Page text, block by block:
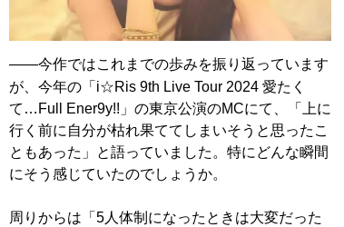
――今作ではこれまでの歩みを振り返っています
が、今年の「i☆Ris 9th Live Tour 2024 愛たく
て…Full Ener9y!!」の東京公演のMCにて、「上に
行く前に自分が枯れ果ててしまいそうと思ったこ
ともあった」と語っていました。特にどんな瞬間
にそう感じていたのでしょうか。
周りからは「5人体制になったときは大変だった